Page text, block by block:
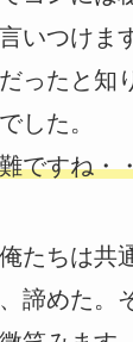
いつけま
ったと知
した。
ですね・
たちは共
諦めた。